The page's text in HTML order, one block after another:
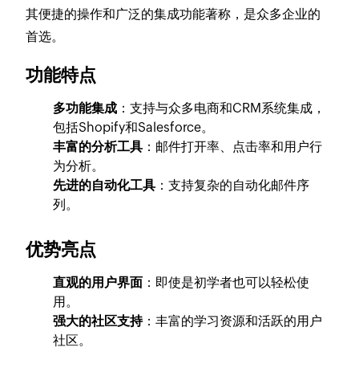
其便捷的操作和广泛的集成功能著称，是众多企业的
首选。
功能特点
多功能集成 ：支持与众多电商和CRM系统集成，
包括Shopify和Salesforce。
丰富的分析工具 ：邮件打开率、点击率和用户行
为分析。
先进的自动化工具 ：支持复杂的自动化邮件序
列。
优势亮点
直观的用户界面 ：即使是初学者也可以轻松使
用。
强大的社区支持：丰富的学习资源和活跃的用户
社区。